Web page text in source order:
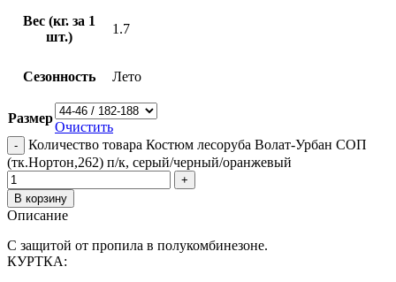
Вес (кг. за 1
шт.)
1.7
Сезонность Лето
Размер
Очистить
Количество товара Костюм лесоруба Волат-Урбан СОП
(тк.Нортон,262) п/к, серый/черный/оранжевый
В корзину
Описание
С защитой от пропила в полукомбинезоне.
КУРТКА: